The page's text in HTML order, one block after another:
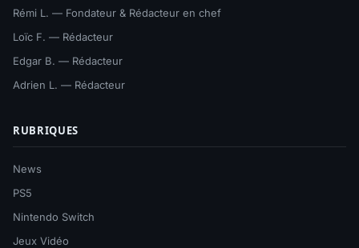
Rémi L. — Fondateur & Rédacteur en chef
Loïc F. — Rédacteur
Edgar B. — Rédacteur
Adrien L. — Rédacteur
RUBRIQUES
News
PS5
Nintendo Switch
Jeux Vidéo